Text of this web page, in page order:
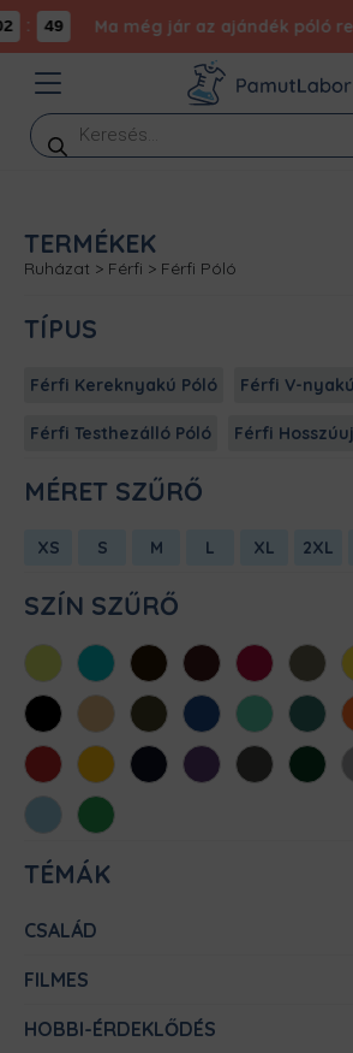
49 Ma még jár az ajándék póló
Products
search
TERMÉKEK
Ruházat > Férfi > Férfi Póló
TÍPUS
Férfi Kereknyakú Póló Férfi V-
Férfi Testhezálló Póló Férfi
MÉRET SZŰRŐ
XS S M L XL 2XL
SZÍN SZŰRŐ
AlmazöldAtollkékBarnaBordóChili Cink
FeketeHomokKhaki KirálykékMenta
Piros SárgaSötétkékSötétlilaSötétszürke
Világoskék
Zöld
TÉMÁK
CSALÁD
FILMES
HOBBI-ÉRDEKLŐDÉS